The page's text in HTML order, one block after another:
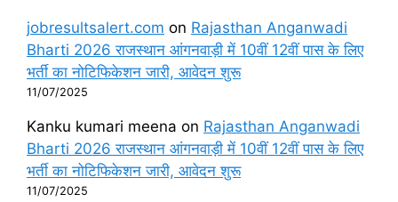
jobresultsalert.com on Rajasthan Anganwadi
Bharti 2026 राजस्थान आंगनवाड़ी में 10वीं 12वीं पास के लिए
भर्ती का नोटिफिकेशन जारी, आवेदन शुरू
11/07/2025
Kanku kumari meena on Rajasthan Anganwadi
Bharti 2026 राजस्थान आंगनवाड़ी में 10वीं 12वीं पास के लिए
भर्ती का नोटिफिकेशन जारी, आवेदन शुरू
11/07/2025